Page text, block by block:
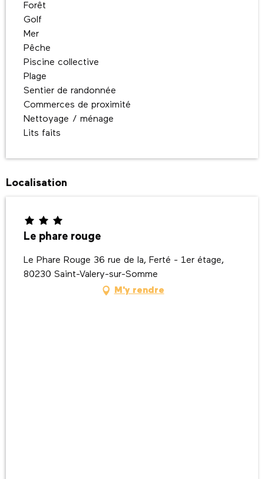
Forêt
Golf
Mer
Pêche
Piscine collective
Plage
Sentier de randonnée
Commerces de proximité
Nettoyage / ménage
Lits faits
Localisation
Le phare rouge
Le Phare Rouge 36 rue de la, Ferté - 1er étage,
80230 Saint-Valery-sur-Somme
M'y rendre